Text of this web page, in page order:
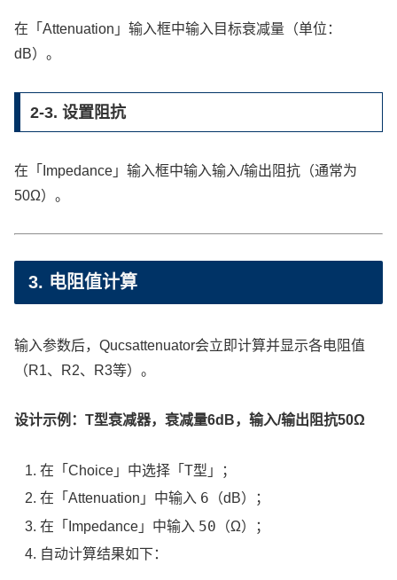
在「Attenuation」输入框中输入目标衰减量（单位：
dB）。
2-3. 设置阻抗
在「Impedance」输入框中输入输入/输出阻抗（通常为
50Ω）。
3. 电阻值计算
输入参数后，Qucsattenuator会立即计算并显示各电阻值
（R1、R2、R3等）。
设计示例：T型衰减器，衰减量6dB，输入/输出阻抗50Ω
在「Choice」中选择「T型」；
在「Attenuation」中输入 6 （dB）；
在「Impedance」中输入 50 （Ω）；
自动计算结果如下：